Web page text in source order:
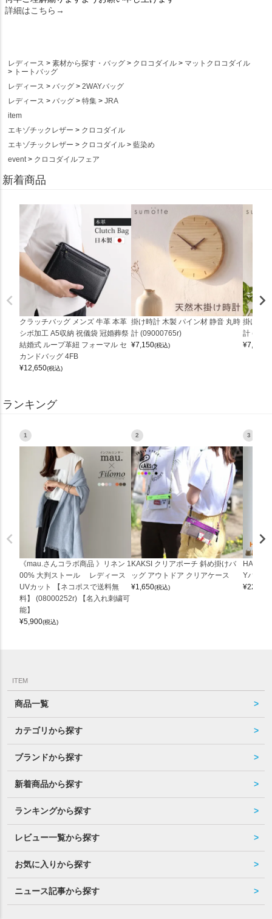
詳細はこちら→
レディース 素材から探す・バッグ クロコダイル
マットクロコダイル
トートバッグ
レディース
バッグ
2WAYバッグ
レディース
バッグ 特集
JRA
item
エキゾチックレザー
クロコダイル
エキゾチックレザー
クロコダイル
藍染め
event
クロコダイルフェア
新着商品
クラッチバッグ メンズ 牛革 本革
シボ加工 A5収納 祝儀袋 冠婚葬祭
結婚式 ループ革紐 フォーマル セ
カンドバッグ 4FB
¥12,650(税込)
掛け時計 木製 パイン材 静音 丸時
計 (09000765r)
¥7,150(税込)
掛け時
計
¥7,150
ランキング
1
《mau.さんコラボ商品 》リネン 1
00% 大判ストール レディース
UVカット 【ネコポスで送料無
料】 (08000252r) 【名入れ刺繍可
能】
¥5,900(税込)
2
KAKSI クリアポーチ 斜め掛けバ
ッグ アウトドア クリアケース
¥1,650(税込)
3
Yバッグ
¥22,000
ITEM
商品一覧
カテゴリから探す
ブランドから探す
新着商品から探す
ランキングから探す
レビュー一覧から探す
お気に入りから探す
ニュース記事から探す